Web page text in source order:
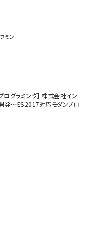
ミン
グラミング】 株式会社イン
発～ES2017対応モダンプロ